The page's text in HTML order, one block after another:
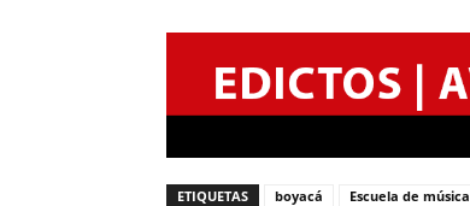
ETIQUETAS boyacá Escuela de música